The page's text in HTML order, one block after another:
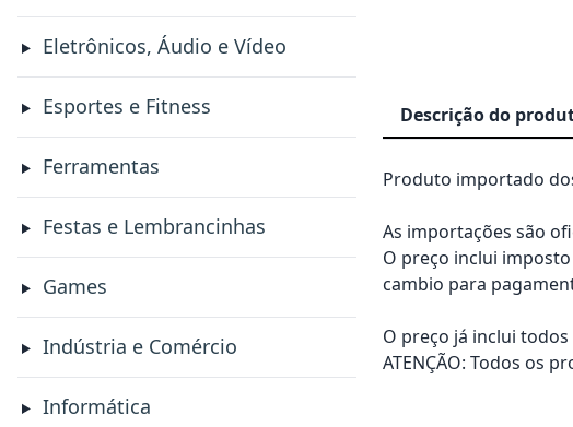
Eletrônicos, Áudio e Vídeo
Esportes e Fitness
Ferramentas
Festas e Lembrancinhas
Games
Indústria e Comércio
Informática
Descrição do
Produto importado
As importações são
O preço inclui
cambio para
O preço já inclui
ATENÇÃO: Todos os